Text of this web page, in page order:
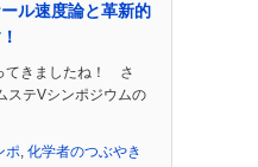
ル速度論と革新的
てきましたね！ さ
ステVシンポジウムの
ポ, 化学者のつぶやき